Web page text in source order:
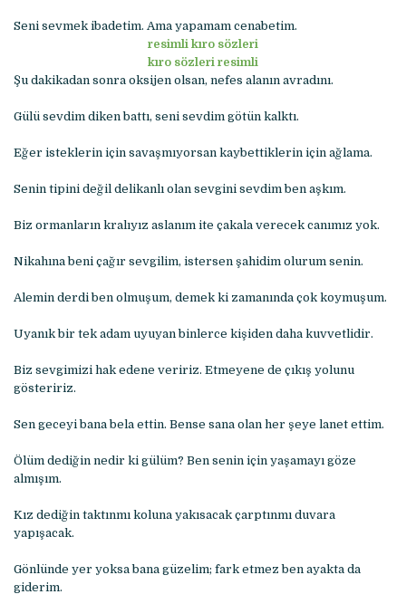
Seni sevmek ibadetim. Ama yapamam cenabetim.
resimli kıro sözleri
kıro sözleri resimli
Şu dakikadan sonra oksijen olsan, nefes alanın avradını.
Gülü sevdim diken battı, seni sevdim götün kalktı.
Eğer isteklerin için savaşmıyorsan kaybettiklerin için ağlama.
Senin tipini değil delikanlı olan sevgini sevdim ben aşkım.
Biz ormanların kralıyız aslanım ite çakala verecek canımız yok.
Nikahına beni çağır sevgilim, istersen şahidim olurum senin.
Alemin derdi ben olmuşum, demek ki zamanında çok koymuşum.
Uyanık bir tek adam uyuyan binlerce kişiden daha kuvvetlidir.
Biz sevgimizi hak edene veririz. Etmeyene de çıkış yolunu
gösteririz.
Sen geceyi bana bela ettin. Bense sana olan her şeye lanet ettim.
Ölüm dediğin nedir ki gülüm? Ben senin için yaşamayı göze
almışım.
Kız dediğin taktınmı koluna yakısacak çarptınmı duvara
yapışacak.
Gönlünde yer yoksa bana güzelim; fark etmez ben ayakta da
giderim.